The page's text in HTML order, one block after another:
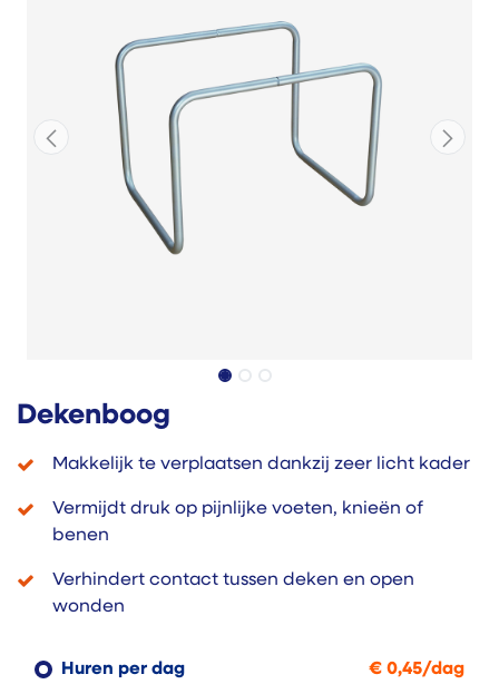
Dekenboog
Makkelijk te verplaatsen dankzij zeer licht kader
Vermijdt druk op pijnlijke voeten, knieën of
benen
Verhindert contact tussen deken en open
wonden
Huren per dag € 0,45/dag